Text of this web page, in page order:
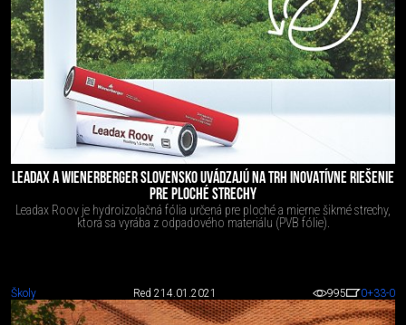
LEADAX A WIENERBERGER SLOVENSKO UVÁDZAJÚ NA TRH INOVATÍVNE RIEŠENIE
PRE PLOCHÉ STRECHY
Leadax Roov je hydroizolačná fólia určená pre ploché a mierne šikmé strechy,
ktorá sa vyrába z odpadového materiálu (PVB fólie).
Školy Red 214.01.2021 995 0+33-0